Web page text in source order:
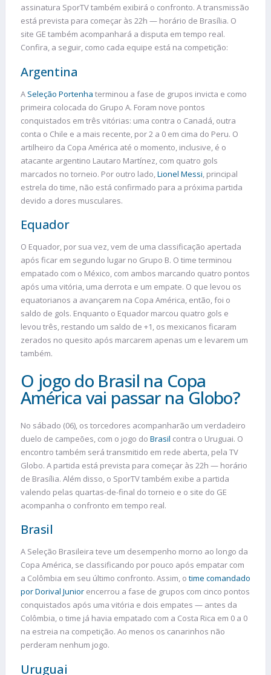
assinatura SporTV também exibirá o confronto. A transmissão
está prevista para começar às 22h — horário de Brasília. O
site GE também acompanhará a disputa em tempo real.
Confira, a seguir, como cada equipe está na competição:
Argentina
A Seleção Portenha terminou a fase de grupos invicta e como
primeira colocada do Grupo A. Foram nove pontos
conquistados em três vitórias: uma contra o Canadá, outra
conta o Chile e a mais recente, por 2 a 0 em cima do Peru. O
artilheiro da Copa América até o momento, inclusive, é o
atacante argentino Lautaro Martínez, com quatro gols
marcados no torneio. Por outro lado,Lionel Messi, principal
estrela do time, não está confirmado para a próxima partida
devido a dores musculares.
Equador
O Equador, por sua vez, vem de uma classificação apertada
após ficar em segundo lugar no Grupo B. O time terminou
empatado com o México, com ambos marcando quatro pontos
após uma vitória, uma derrota e um empate. O que levou os
equatorianos a avançarem na Copa América, então, foi o
saldo de gols. Enquanto o Equador marcou quatro gols e
levou três, restando um saldo de +1, os mexicanos ficaram
zerados no quesito após marcarem apenas um e levarem um
também.
O jogo do Brasil na Copa
América vai passar na Globo?
No sábado (06), os torcedores acompanharão um verdadeiro
duelo de campeões, com o jogo do Brasil contra o Uruguai. O
encontro também será transmitido em rede aberta, pela TV
Globo. A partida está prevista para começar às 22h — horário
de Brasília. Além disso, o SporTV também exibe a partida
valendo pelas quartas-de-final do torneio e o site do GE
acompanha o confronto em tempo real.
Brasil
A Seleção Brasileira teve um desempenho morno ao longo da
Copa América, se classificando por pouco após empatar com
a Colômbia em seu último confronto. Assim, o time comandado
por Dorival Junior encerrou a fase de grupos com cinco pontos
conquistados após uma vitória e dois empates — antes da
Colômbia, o time já havia empatado com a Costa Rica em 0 a 0
na estreia na competição. Ao menos os canarinhos não
perderam nenhum jogo.
Uruguai